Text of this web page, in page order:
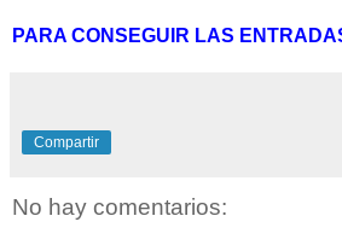
PARA CONSEGUIR LAS
Compartir
No hay comentarios: